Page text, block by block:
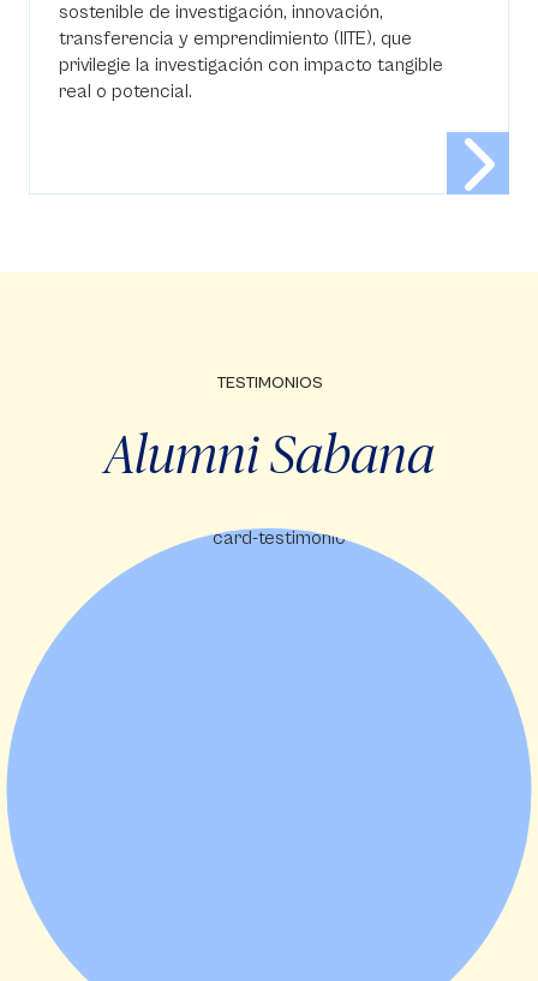
sostenible de investigación, innovación,
transferencia y emprendimiento (IITE), que
privilegie la investigación con impacto tangible
real o potencial.
TESTIMONIOS
Alumni Sabana